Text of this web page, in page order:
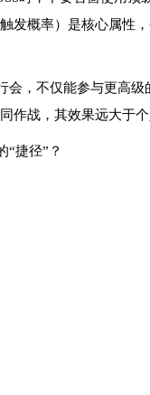
发概率）是核心属性
，不仅能参与更高
作战，其效果远大于个
“捷径”？